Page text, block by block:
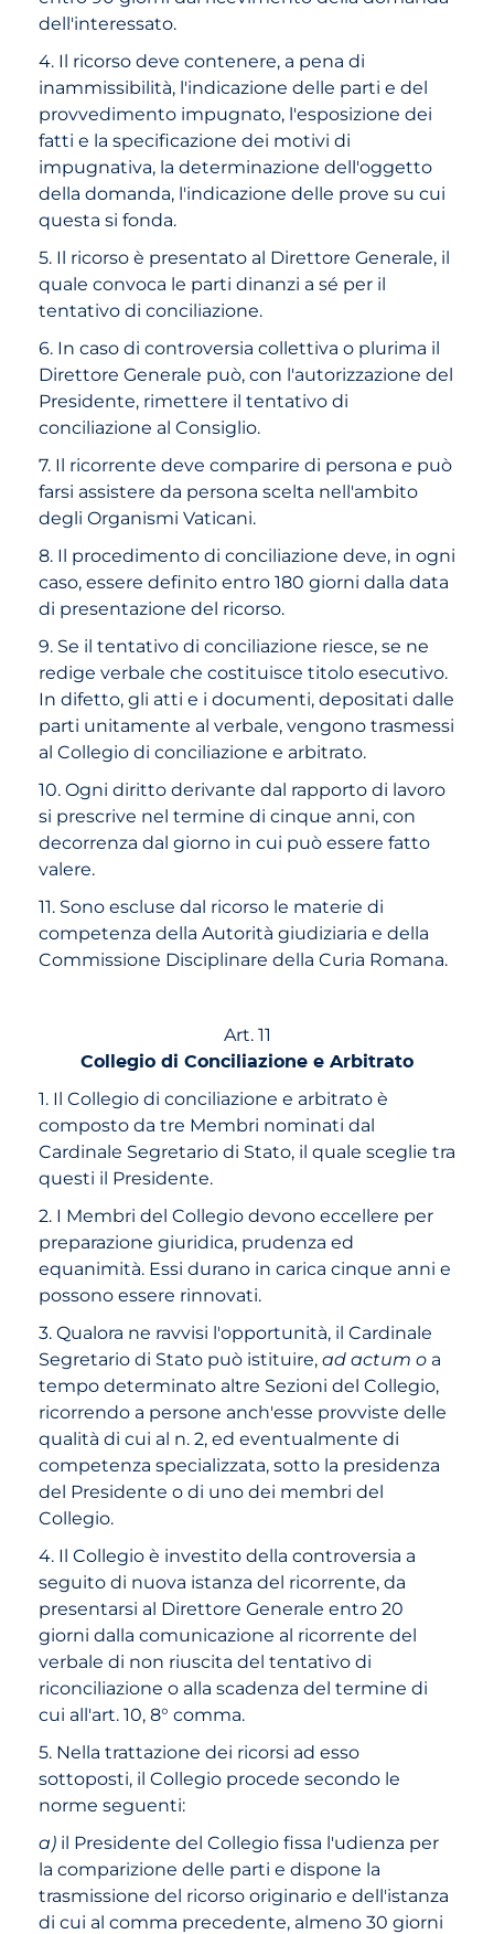
dell'interessato.
4. Il ricorso deve contenere, a pena di
inammissibilità, l'indicazione delle parti e del
provvedimento impugnato, l'esposizione dei
fatti e la specificazione dei motivi di
impugnativa, la determinazione dell'oggetto
della domanda, l'indicazione delle prove su cui
questa si fonda.
5. Il ricorso è presentato al Direttore Generale, il
quale convoca le parti dinanzi a sé per il
tentativo di conciliazione.
6. In caso di controversia collettiva o plurima il
Direttore Generale può, con l'autorizzazione del
Presidente, rimettere il tentativo di
conciliazione al Consiglio.
7. Il ricorrente deve comparire di persona e può
farsi assistere da persona scelta nell'ambito
degli Organismi Vaticani.
8. Il procedimento di conciliazione deve, in ogni
caso, essere definito entro 180 giorni dalla data
di presentazione del ricorso.
9. Se il tentativo di conciliazione riesce, se ne
redige verbale che costituisce titolo esecutivo.
In difetto, gli atti e i documenti, depositati dalle
parti unitamente al verbale, vengono trasmessi
al Collegio di conciliazione e arbitrato.
10. Ogni diritto derivante dal rapporto di lavoro
si prescrive nel termine di cinque anni, con
decorrenza dal giorno in cui può essere fatto
valere.
11. Sono escluse dal ricorso le materie di
competenza della Autorità giudiziaria e della
Commissione Disciplinare della Curia Romana.
Art. 11
Collegio di Conciliazione e Arbitrato
1. Il Collegio di conciliazione e arbitrato è
composto da tre Membri nominati dal
Cardinale Segretario di Stato, il quale sceglie tra
questi il Presidente.
2. I Membri del Collegio devono eccellere per
preparazione giuridica, prudenza ed
equanimità. Essi durano in carica cinque anni e
possono essere rinnovati.
3. Qualora ne ravvisi l'opportunità, il Cardinale
Segretario di Stato può istituire,ad actum o a
tempo determinato altre Sezioni del Collegio,
ricorrendo a persone anch'esse provviste delle
qualità di cui al n. 2, ed eventualmente di
competenza specializzata, sotto la presidenza
del Presidente o di uno dei membri del
Collegio.
4. Il Collegio è investito della controversia a
seguito di nuova istanza del ricorrente, da
presentarsi al Direttore Generale entro 20
giorni dalla comunicazione al ricorrente del
verbale di non riuscita del tentativo di
riconciliazione o alla scadenza del termine di
cui all'art. 10, 8° comma.
5. Nella trattazione dei ricorsi ad esso
sottoposti, il Collegio procede secondo le
norme seguenti:
a) il Presidente del Collegio fissa l'udienza per
la comparizione delle parti e dispone la
trasmissione del ricorso originario e dell'istanza
di cui al comma precedente, almeno 30 giorni